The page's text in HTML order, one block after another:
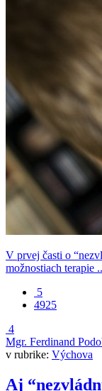
V prvej časti o
možnostiach terapie
5
4925
4
Mgr. Ferdinand
v rubrike: Výchova
Aj